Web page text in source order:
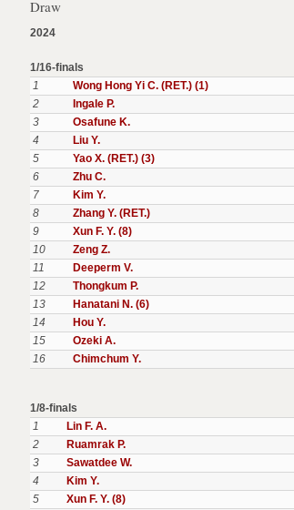
Draw
2024
1/16-finals
1
Wong Hong Yi C. (RET.) (1)
2
Ingale P.
3
Osafune K.
4
Liu Y.
5
Yao X. (RET.) (3)
6
Zhu C.
7
Kim Y.
8
Zhang Y. (RET.)
9
Xun F. Y. (8)
10
Zeng Z.
11
Deeperm V.
12
Thongkum P.
13
Hanatani N. (6)
14
Hou Y.
15
Ozeki A.
16
Chimchum Y.
1/8-finals
1
Lin F. A.
2
Ruamrak P.
3
Sawatdee W.
4
Kim Y.
5
Xun F. Y. (8)